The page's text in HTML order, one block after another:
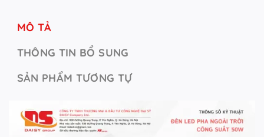
MÔ TẢ
THÔNG TIN BỔ SUNG
SẢN PHẨM TƯƠNG TỰ